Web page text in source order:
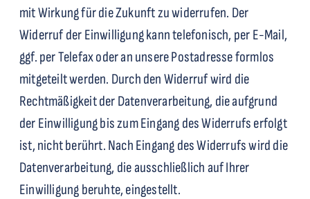
mit Wirkung für die Zukunft zu widerrufen. Der
Widerruf der Einwilligung kann telefonisch, per E-Mail,
ggf. per Telefax oder an unsere Postadresse formlos
mitgeteilt werden. Durch den Widerruf wird die
Rechtmäßigkeit der Datenverarbeitung, die aufgrund
der Einwilligung bis zum Eingang des Widerrufs erfolgt
ist, nicht berührt. Nach Eingang des Widerrufs wird die
Datenverarbeitung, die ausschließlich auf Ihrer
Einwilligung beruhte, eingestellt.